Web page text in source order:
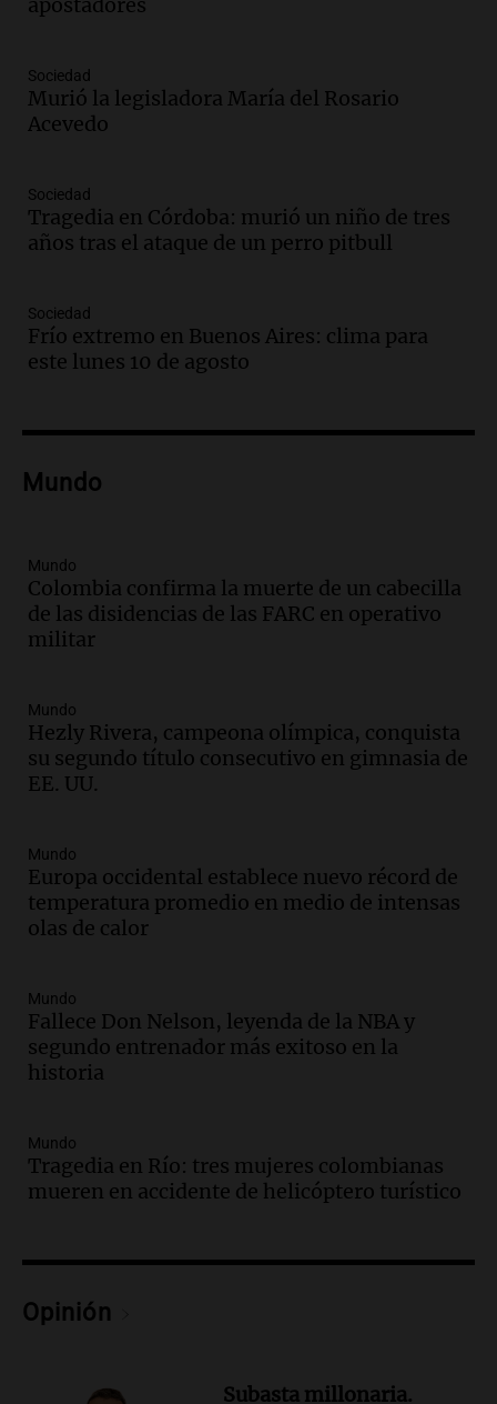
la historia del club de Irlanda
revolucionado por hinchas argentinos
Amamos los Domingos
Audio.
argentino regresa al país tras conflicto
con Brasil
Audio.Bomberos asisten a senderista
con fractura de tobillo en refugio Doña
Rosa
Episodios
investigación internacional sobre asma
Episodios
Audio.Suspenden descuento en SUBE y
aumentan tarifas del SUBTE en Buenos
Aires desde agosto
Audio.Kicillof critica la desregulación
financiera y el aumento de la morosidad
en Buenos Aires
Audio.
Corte Suprema tras fallo que aparta a
Pagani como rector
Panorama Federal
Audio.
que la justicia social viene siendo
“despreciada y burlada”
Santa Misa
de su gran muestra anual con la
participación de miles de visitantes
Panorama Federal
Audio.El Senado de Santa Fe aprueba
fenómeno del Niño
Audio.
Una mujer de 40 años muere en
Sociedad
Murió la legisladora María del Rosario
Acevedo
Sociedad
Tragedia en Córdoba: murió un niño de tres
años tras el ataque de un perro pitbull
Sociedad
Frío extremo en Buenos Aires: clima para
este lunes 10 de agosto
Mundo
Mundo
Colombia confirma la muerte de un cabecilla
de las disidencias de las FARC en operativo
militar
Mundo
Hezly Rivera, campeona olímpica, conquista
su segundo título consecutivo en gimnasia de
EE. UU.
Mundo
Europa occidental establece nuevo récord de
temperatura promedio en medio de intensas
olas de calor
Mundo
Fallece Don Nelson, leyenda de la NBA y
segundo entrenador más exitoso en la
historia
Mundo
Tragedia en Río: tres mujeres colombianas
mueren en accidente de helicóptero turístico
Opinión
Subasta millonaria.